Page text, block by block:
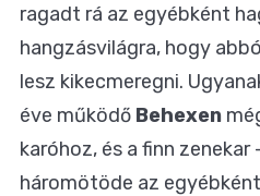
ragadt rá az egyébként
hangzásvilágra, hogy
lesz kikecmeregni.
éve működő Behexen
karóhoz, és a finn zenekar
háromötöde az